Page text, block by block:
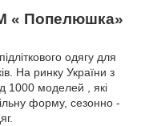
« Попелюшка»
одягу для
На ринку України з
1000 моделей , які
форму, сезонно -